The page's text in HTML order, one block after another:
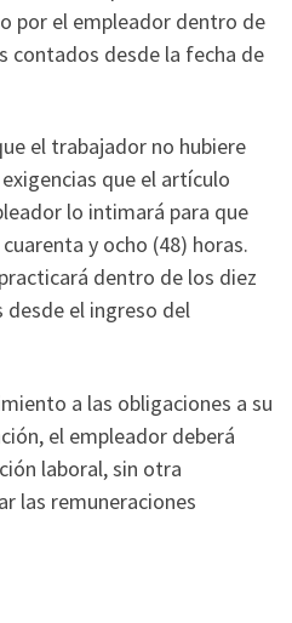
por el empleador dentro de
contados desde la fecha de
el trabajador no hubiere
que el artículo
lo intimará para que
y ocho (48) horas.
dentro de los diez
desde el ingreso del
a las obligaciones a su
el empleador deberá
laboral, sin otra
las remuneraciones